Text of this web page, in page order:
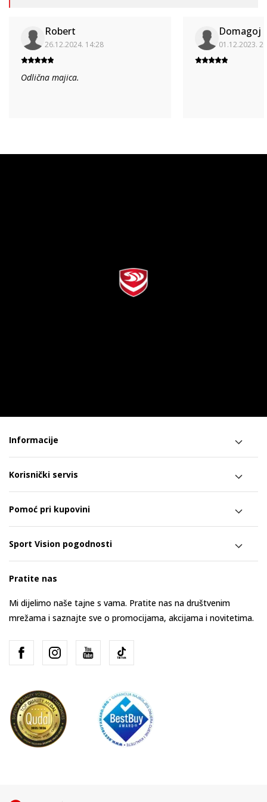
Robert
26.12.2024. 14:28
Odlična majica.
Domagoj
01.12.2023.
Informacije
Korisnički servis
Pomoć pri kupovini
Sport Vision pogodnosti
Pratite nas
Mi dijelimo naše tajne s vama. Pratite nas na društvenim
mrežama i saznajte sve o promocijama, akcijama i novitetima.